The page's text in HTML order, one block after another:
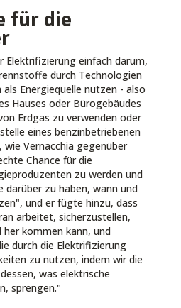
für die
Elektrifizierung einfach darum,
durch Technologien
Energiequelle nutzen - also
Hauses oder Bürogebäudes
Erdgas zu verwenden oder
eines benzinbetriebenen
Vernacchia gegenüber
Chance für die
zu werden und
zu haben, wann und
und er fügte hinzu, dass
arbeitet, sicherzustellen,
kommen kann, und
durch die Elektrifizierung
zu nutzen, indem wir die
was elektrische
sprengen."